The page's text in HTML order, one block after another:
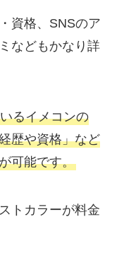
資格、SNSのア
などもかなり詳
るイメコンの
歴や資格」など
可能です。
トカラーが料金